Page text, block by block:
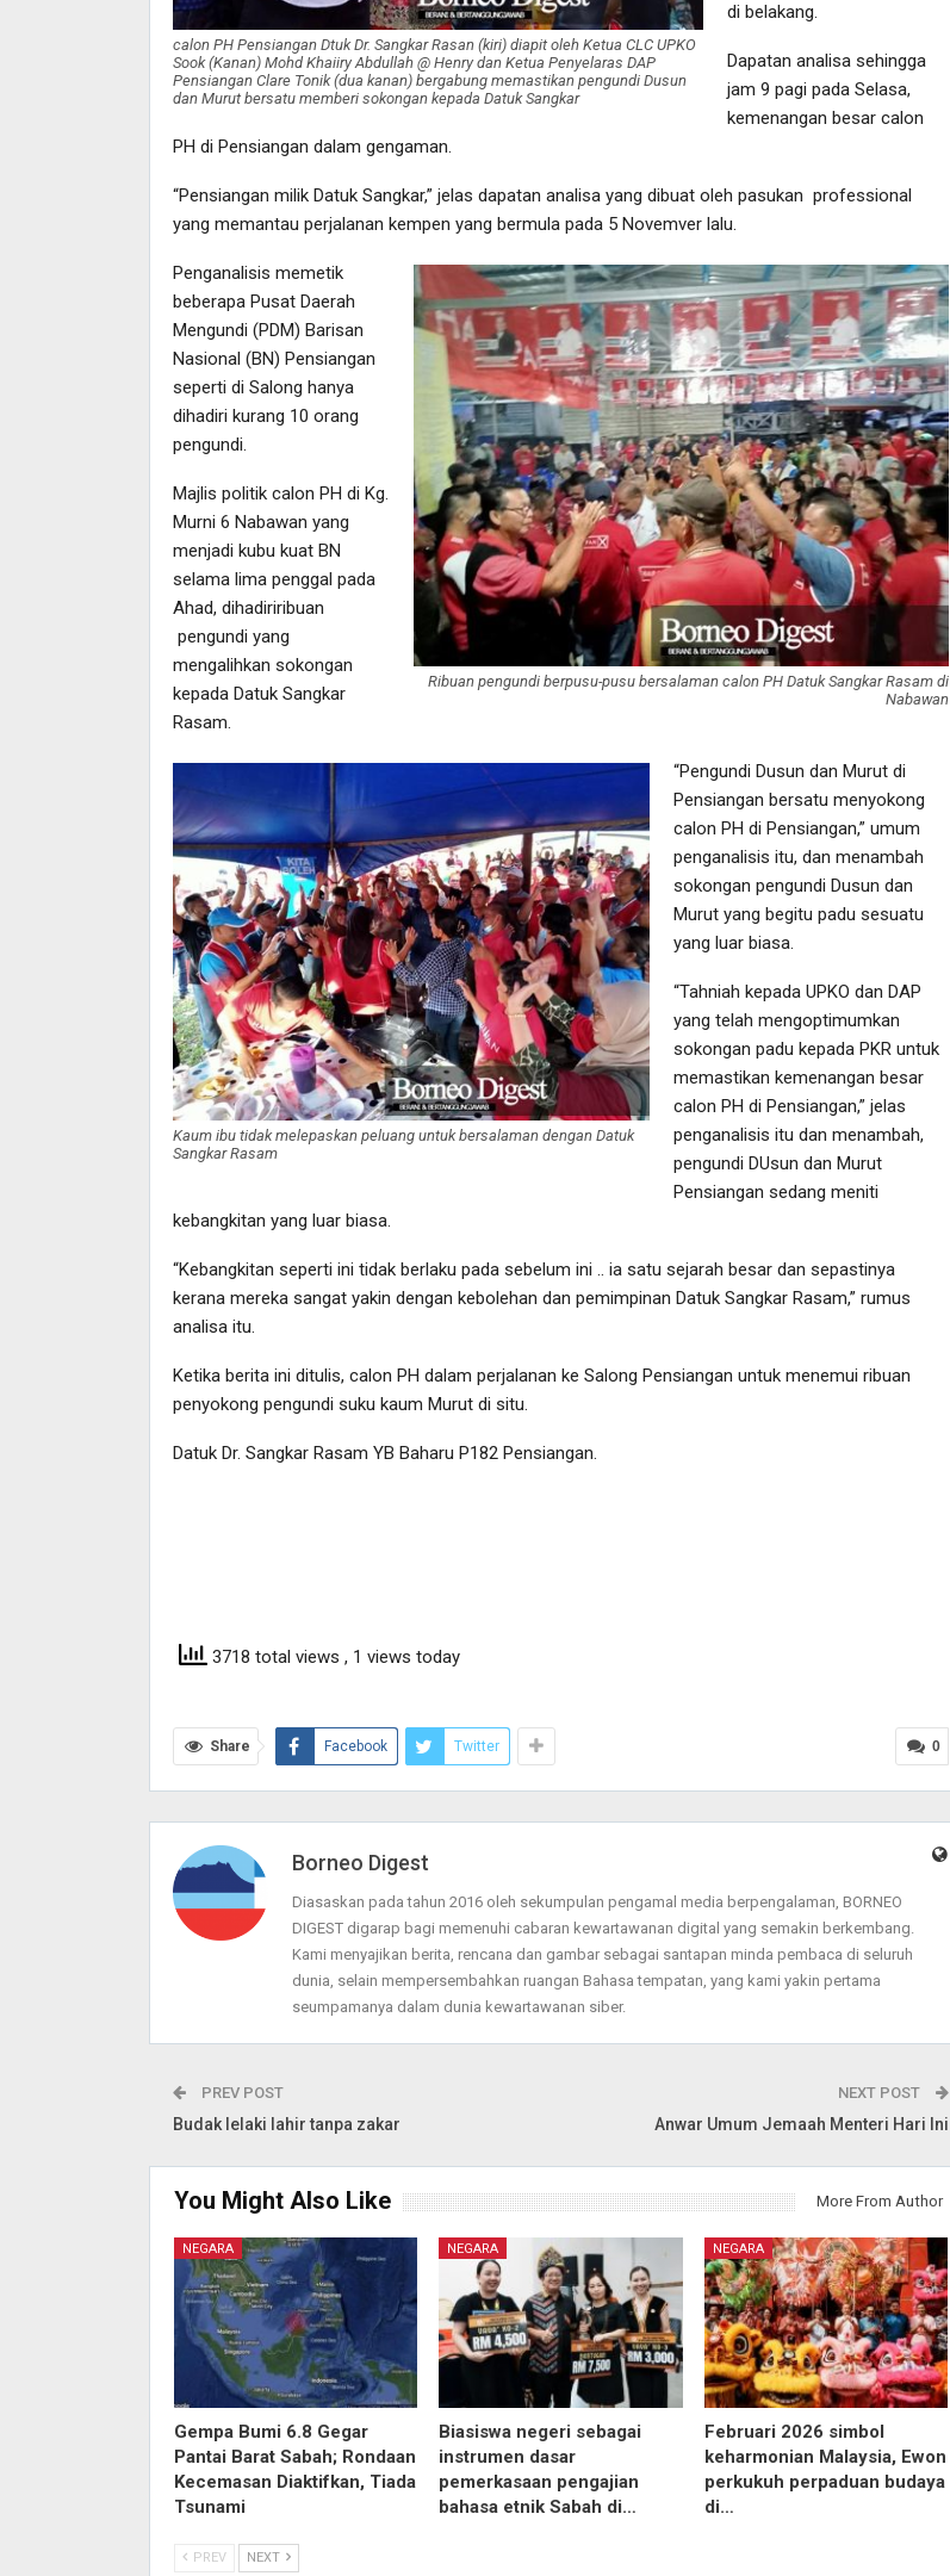
calon PH Pensiangan Dtuk Dr. Sangkar Rasan (kiri) diapit oleh Ketua CLC UPKO
Sook (Kanan) Mohd Khaiiry Abdullah @ Henry dan Ketua Penyelaras DAP
Pensiangan Clare Tonik (dua kanan) bergabung memastikan pengundi Dusun
dan Murut bersatu memberi sokongan kepada Datuk Sangkar
di belakang.
Dapatan analisa sehingga
jam 9 pagi pada Selasa,
kemenangan besar calon
PH di Pensiangan dalam gengaman.
“Pensiangan milik Datuk Sangkar,” jelas dapatan analisa yang dibuat oleh pasukan professional
yang memantau perjalanan kempen yang bermula pada 5 Novemver lalu.
Ribuan pengundi berpusu-pusu bersalaman calon PH Datuk Sangkar Rasam di
Nabawan
Penganalisis memetik
beberapa Pusat Daerah
Mengundi (PDM) Barisan
Nasional (BN) Pensiangan
seperti di Salong hanya
dihadiri kurang 10 orang
pengundi.
Majlis politik calon PH di Kg.
Murni 6 Nabawan yang
menjadi kubu kuat BN
selama lima penggal pada
Ahad, dihadiriribuan
pengundi yang
mengalihkan sokongan
kepada Datuk Sangkar
Rasam.
Kaum ibu tidak melepaskan peluang untuk bersalaman dengan Datuk
Sangkar Rasam
“Pengundi Dusun dan Murut di
Pensiangan bersatu menyokong
calon PH di Pensiangan,” umum
penganalisis itu, dan menambah
sokongan pengundi Dusun dan
Murut yang begitu padu sesuatu
yang luar biasa.
“Tahniah kepada UPKO dan DAP
yang telah mengoptimumkan
sokongan padu kepada PKR untuk
memastikan kemenangan besar
calon PH di Pensiangan,” jelas
penganalisis itu dan menambah,
pengundi DUsun dan Murut
Pensiangan sedang meniti
kebangkitan yang luar biasa.
“Kebangkitan seperti ini tidak berlaku pada sebelum ini .. ia satu sejarah besar dan sepastinya
kerana mereka sangat yakin dengan kebolehan dan pemimpinan Datuk Sangkar Rasam,” rumus
analisa itu.
Ketika berita ini ditulis, calon PH dalam perjalanan ke Salong Pensiangan untuk menemui ribuan
penyokong pengundi suku kaum Murut di situ.
Datuk Dr. Sangkar Rasam YB Baharu P182 Pensiangan.
3718 total views , 1 views today
0
Share Facebook Twitter
Borneo Digest
Diasaskan pada tahun 2016 oleh sekumpulan pengamal media berpengalaman, BORNEO
DIGEST digarap bagi memenuhi cabaran kewartawanan digital yang semakin berkembang.
Kami menyajikan berita, rencana dan gambar sebagai santapan minda pembaca di seluruh
dunia, selain mempersembahkan ruangan Bahasa tempatan, yang kami yakin pertama
seumpamanya dalam dunia kewartawanan siber.
PREV POST
Budak lelaki lahir tanpa zakar
NEXT POST
Anwar Umum Jemaah Menteri Hari Ini
You Might Also Like More From Author
NEGARA
Gempa Bumi 6.8 Gegar
Pantai Barat Sabah; Rondaan
Kecemasan Diaktifkan, Tiada
Tsunami
NEGARA
Biasiswa negeri sebagai
instrumen dasar
pemerkasaan pengajian
bahasa etnik Sabah di…
NEGARA
Februari 2026 simbol
keharmonian Malaysia, Ewon
perkukuh perpaduan budaya
di…
PREV NEXT